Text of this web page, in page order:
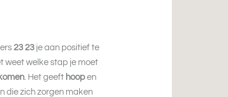
23 23 je aan positief te
weet welke stap je moet
. Het geeft hoop en
die zich zorgen maken